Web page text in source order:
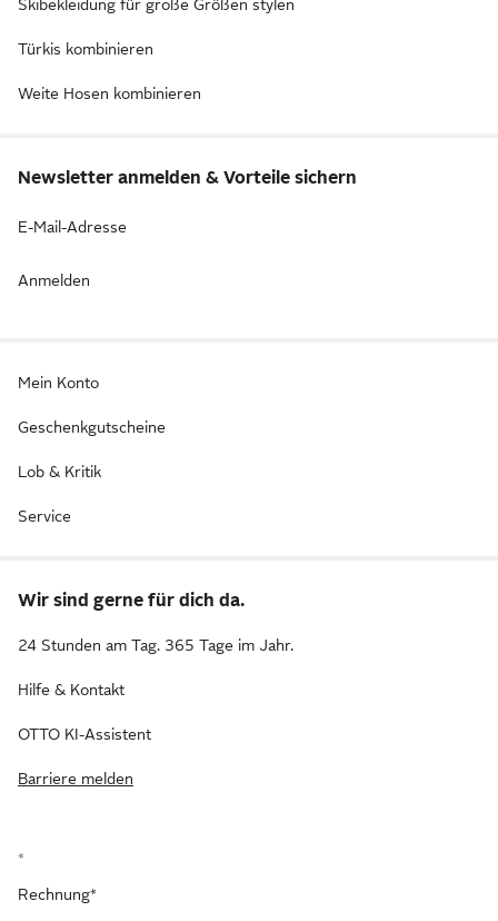
Skibekleidung für große Größen stylen
Türkis kombinieren
Weite Hosen kombinieren
Newsletter anmelden & Vorteile sichern
E-Mail-Adresse
Anmelden
Mein Konto
Geschenkgutscheine
Lob & Kritik
Service
Wir sind gerne für dich da.
24 Stunden am Tag. 365 Tage im Jahr.
Hilfe & Kontakt
OTTO KI-Assistent
Barriere melden
*
Rechnung*